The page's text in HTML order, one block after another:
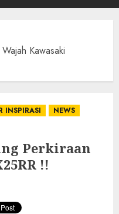
Kawasaki
INSPIRASI
NEWS
Perkiraan
!!